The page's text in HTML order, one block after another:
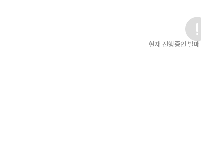
현재 진행중인 발매